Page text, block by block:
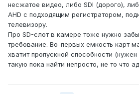
несжатое видео, либо SDI (дорого),
AHD с подходящим регистратором,
телевизору.
Про SD-слот в камере тоже нужно
требование. Во-первых емкость карт
хватит пропускной способности
такую пока найти непросто, не то что